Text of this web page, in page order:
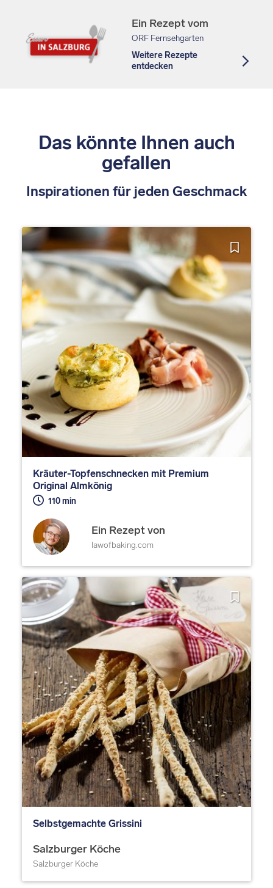
Ein Rezept vom
ORF Fernsehgarten
Weitere Rezepte
entdecken
Das könnte Ihnen auch
gefallen
Inspirationen für jeden Geschmack
Kräuter-Topfenschnecken mit Premium
Original Almkönig
110 min
Ein Rezept von
lawofbaking.com
Selbstgemachte Grissini
Salzburger Köche
Salzburger Köche